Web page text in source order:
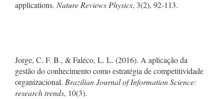
applications. Nature Reviews Physics, 3(2), 92-113.
Jorge, C. F. B., & Faléco, L. L. (2016). A aplicação da
gestão do conhecimento como estratégia de competitividade
organizacional. Brazilian Journal of Information Science:
research trends, 10(3).